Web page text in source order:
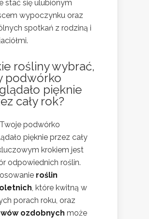
stać się ulubionym
wypoczynku oraz
spotkań z rodziną i
rośliny wybrać,
podwórko
pięknie
cały rok?
podwórko
pięknie przez cały
krokiem jest
odpowiednich roślin.
roślin
, które kwitną w
porach roku, oraz
ozdobnych może